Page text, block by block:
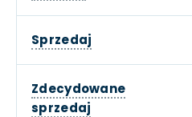
Sprzedaj
Zdecydowane
sprzedaj